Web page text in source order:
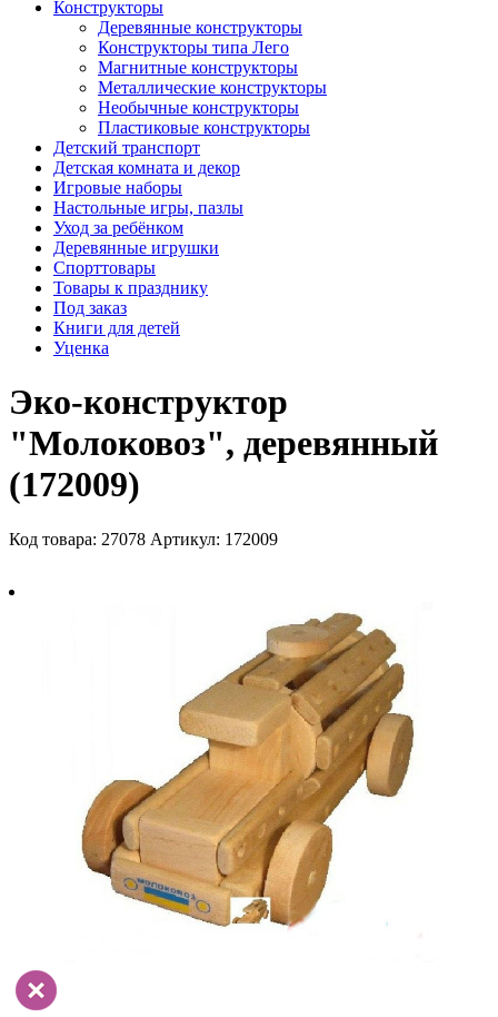
Конструкторы
Деревянные конструкторы
Конструкторы типа Лего
Магнитные конструкторы
Металлические конструкторы
Необычные конструкторы
Пластиковые конструкторы
Детский транспорт
Детская комната и декор
Игровые наборы
Настольные игры, пазлы
Уход за ребёнком
Деревянные игрушки
Спорттовары
Товары к празднику
Под заказ
Книги для детей
Уценка
Эко-конструктор
"Молоковоз", деревянный
(172009)
Код товара: 27078 Артикул: 172009